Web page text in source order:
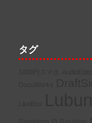
タグ